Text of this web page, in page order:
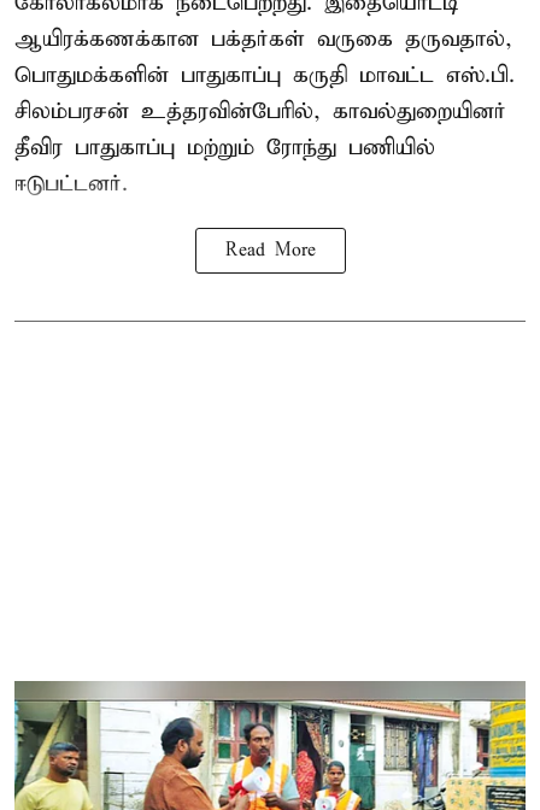
ஆயிரக்கணக்கான பக்தர்கள் வருகை தருவதால்,
பொதுமக்களின் பாதுகாப்பு கருதி மாவட்ட எஸ்.பி.
சிலம்பரசன் உத்தரவின்பேரில், காவல்துறையினர்
தீவிர பாதுகாப்பு மற்றும் ரோந்து பணியில்
ஈடுபட்டனர்.
Read More